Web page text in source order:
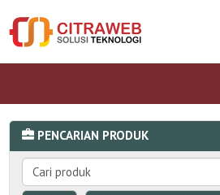
PENCARIAN PRODUK